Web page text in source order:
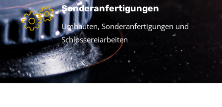
Sonderanfertigungen
Umbauten, Sonderanfertigungen und
Schlossereiarbeiten